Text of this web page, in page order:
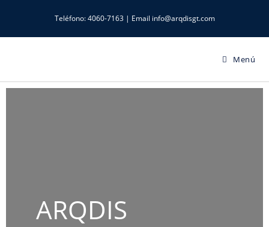
Teléfono: 4060-7163 | Email info@arqdisgt.com
Menú
ARQDIS